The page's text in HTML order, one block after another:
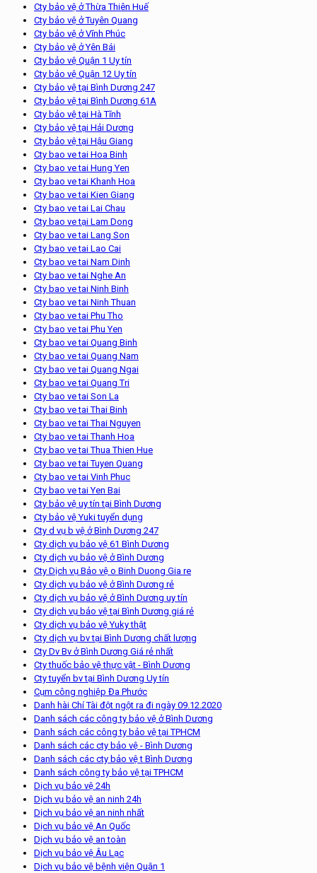
Cty bảo vệ ở Thừa Thiên Huế
Cty bảo vệ ở Tuyên Quang
Cty bảo vệ ở Vĩnh Phúc
Cty bảo vệ ở Yên Bái
Cty bảo vệ Quận 1 Uy tín
Cty bảo vệ Quận 12 Uy tín
Cty bảo vệ tại Bình Dương 247
Cty bảo vệ tại Bình Dương 61A
Cty bảo vệ tại Hà Tĩnh
Cty bảo vệ tại Hải Dương
Cty bảo vệ tại Hậu Giang
Cty bao ve tai Hoa Binh
Cty bao ve tai Hung Yen
Cty bao ve tai Khanh Hoa
Cty bao ve tai Kien Giang
Cty bao ve tai Lai Chau
Cty bao ve tại Lam Dong
Cty bao ve tai Lang Son
Cty bao ve tai Lao Cai
Cty bao ve tai Nam Dinh
Cty bao ve tai Nghe An
Cty bao ve tai Ninh Binh
Cty bao ve tai Ninh Thuan
Cty bao ve tai Phu Tho
Cty bao ve tai Phu Yen
Cty bao ve tai Quang Binh
Cty bao ve tai Quang Nam
Cty bao ve tai Quang Ngai
Cty bao ve tai Quang Tri
Cty bao ve tai Son La
Cty bao ve tai Thai Binh
Cty bao ve tai Thai Nguyen
Cty bao ve tai Thanh Hoa
Cty bao ve tai Thua Thien Hue
Cty bao ve tai Tuyen Quang
Cty bao ve tai Vinh Phuc
Cty bao ve tai Yen Bai
Cty bảo vệ uy tín tại Bình Dương
Cty bảo vệ Yuki tuyển dụng
Cty d vụ b vệ ở Bình Dương 247
Cty dịch vụ bảo vệ 61 Bình Dương
Cty dịch vụ bảo vệ ở Bình Dương
Cty Dịch vụ Bảo vệ o Binh Duong Gia re
Cty dịch vụ bảo vệ ở Bình Dương rẻ
Cty dịch vụ bảo vệ ở Bình Dương uy tín
Cty dịch vụ bảo vệ tại Bình Dương giá rẻ
Cty dịch vụ bảo vệ Yuky thật
Cty dịch vụ bv tại Bình Dương chất lượng
Cty Dv Bv ở Bình Dương Giá rẻ nhất
Cty thuốc bảo vệ thực vật - Bình Dương
Cty tuyển bv tại Bình Dương Uy tín
Cụm công nghiệp Đa Phước
Danh hài Chí Tài đột ngột ra đi ngày 09.12.2020
Danh sách các công ty bảo vệ ở Bình Dương
Danh sách các công ty bảo vệ tại TPHCM
Danh sách các cty bảo vệ - Bình Dương
Danh sách các cty bảo vệ t Bình Dương
Danh sách công ty bảo vệ tại TPHCM
Dịch vụ bảo vệ 24h
Dịch vụ bảo vệ an ninh 24h
Dịch vụ bảo vệ an ninh nhất
Dịch vụ bảo vệ An Quốc
Dịch vụ bảo vệ an toàn
Dịch vụ bảo vệ Âu Lạc
Dịch vụ bảo vệ bệnh viện Quận 1